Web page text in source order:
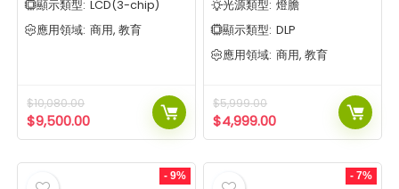
顯示類型: LCD(3-chip)
應用領域: 商用, 教育
$10,080.00
$9,500.00
光源類型: 燈膽
顯示類型: DLP
應用領域: 商用, 教育
$5,999.00
$4,999.00
- 9% - 7%